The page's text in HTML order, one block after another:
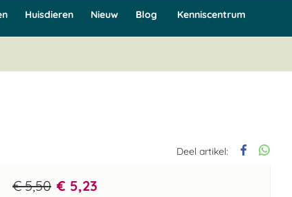
Huisdieren Nieuw Blog Kenniscentrum
Deel artikel:
€ 5,50 € 5,23